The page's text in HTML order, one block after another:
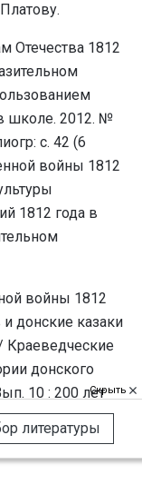
Отечества 1812
школе. 2012. №
с. 42 (6
войны 1812
1812 года в
войны 1812
донские казаки
Краеведческие
донского
10 : 200 лет
65–73. URL:
Скрыть
литературы